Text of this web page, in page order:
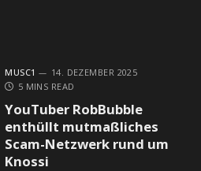
MUSC1
14. DEZEMBER 2025
5 MINS READ
YouTuber RobBubble
enthüllt mutmaßliches
Scam-Netzwerk rund um
Knossi